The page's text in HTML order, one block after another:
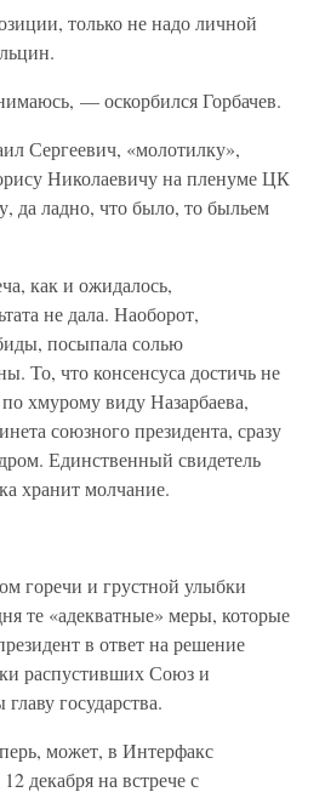
только не надо личной
— оскорбился Горбачев.
Сергеевич, «молотилку»,
Николаевичу на пленуме ЦК
да ладно, что было, то быльем
как и ожидалось,
не дала. Наоборот,
посыпала солью
То, что консенсуса достичь не
хмурому виду Назарбаева,
союзного президента, сразу
Единственный свидетель
хранит молчание.
горечи и грустной улыбки
те «адекватные» меры, которые
в ответ на решение
распустивших Союз и
государства.
может, в Интерфакс
декабря на встрече с